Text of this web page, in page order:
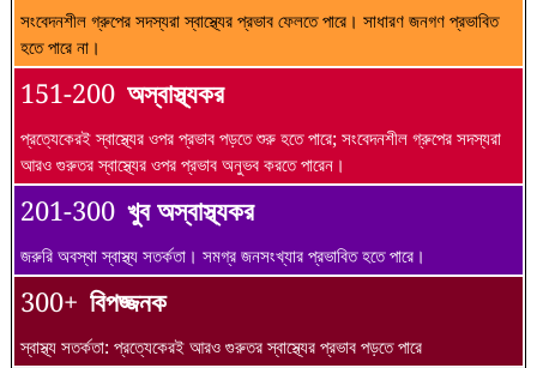
সংবেদনশীল গ্রুপের সদস্যরা স্বাস্থ্যের প্রভাব ফেলতে পারে। সাধারণ জনগণ প্রভাবিত
হতে পারে না।
151-200 অস্বাস্থ্যকর
প্রত্যেকেরই স্বাস্থ্যের ওপর প্রভাব পড়তে শুরু হতে পারে; সংবেদনশীল গ্রুপের সদস্যরা
আরও গুরুতর স্বাস্থ্যের ওপর প্রভাব অনুভব করতে পারেন।
201-300 খুব অস্বাস্থ্যকর
জরুরি অবস্থা স্বাস্থ্য সতর্কতা। সমগ্র জনসংখ্যার প্রভাবিত হতে পারে।
300+ বিপজ্জনক
স্বাস্থ্য সতর্কতা: প্রত্যেকেরই আরও গুরুতর স্বাস্থ্যের প্রভাব পড়তে পারে